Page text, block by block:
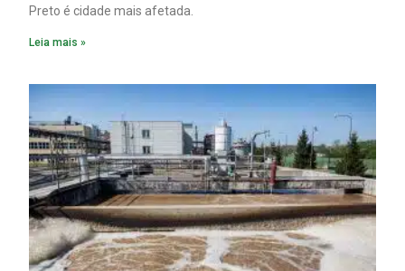
Preto é cidade mais afetada.
Leia mais »